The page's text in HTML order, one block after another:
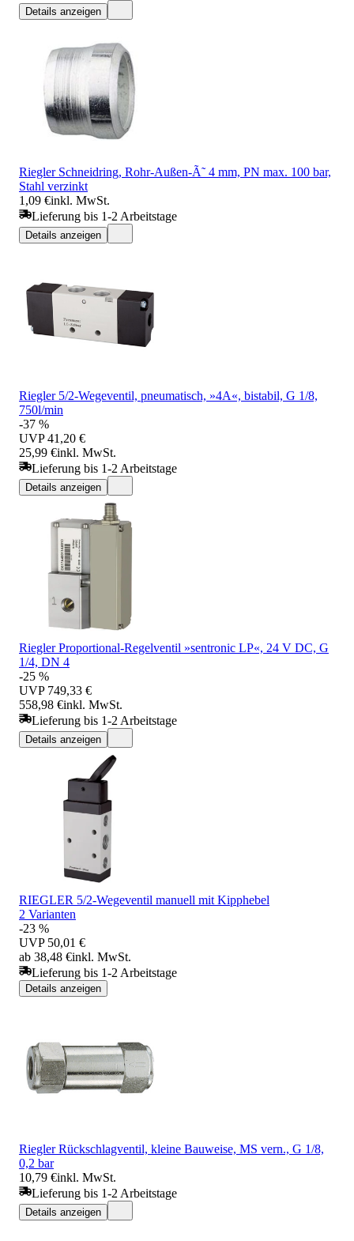
Details anzeigen
Riegler Schneidring, Rohr-Außen-Ã˜ 4 mm, PN max. 100 bar,
Stahl verzinkt
1,09 €inkl. MwSt.
Lieferung bis 1-2 Arbeitstage
Details anzeigen
Riegler 5/2-Wegeventil, pneumatisch, »4A«, bistabil, G 1/8,
750l/min
-37 %
UVP 41,20 €
25,99 €inkl. MwSt.
Lieferung bis 1-2 Arbeitstage
Details anzeigen
Riegler Proportional-Regelventil »sentronic LP«, 24 V DC, G
1/4, DN 4
-25 %
UVP 749,33 €
558,98 €inkl. MwSt.
Lieferung bis 1-2 Arbeitstage
Details anzeigen
RIEGLER 5/2-Wegeventil manuell mit Kipphebel
2 Varianten
-23 %
UVP 50,01 €
ab 38,48 €inkl. MwSt.
Lieferung bis 1-2 Arbeitstage
Details anzeigen
Riegler Rückschlagventil, kleine Bauweise, MS vern., G 1/8,
0,2 bar
10,79 €inkl. MwSt.
Lieferung bis 1-2 Arbeitstage
Details anzeigen